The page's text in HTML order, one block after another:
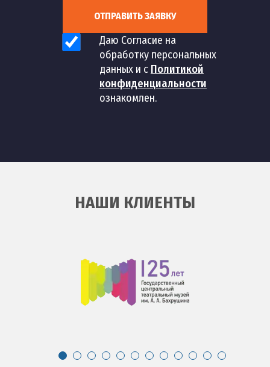
ОТПРАВИТЬ ЗАЯВКУ
Даю Согласие на
обработку персональных
данных и с Политикой
конфиденциальности
ознакомлен.
НАШИ КЛИЕНТЫ